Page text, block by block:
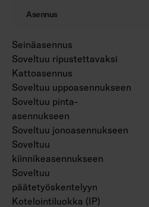
Projektikohtaisesti
Asennus
Seinäasennus
Soveltuu ripustettavaksi
Kattoasennus
Soveltuu uppoasennukseen
Soveltuu pinta-
asennukseen
Soveltuu jonoasennukseen
Soveltuu
kiinnikeasennukseen
Soveltuu
päätetyöskentelyyn
Kotelointiluokka (IP)